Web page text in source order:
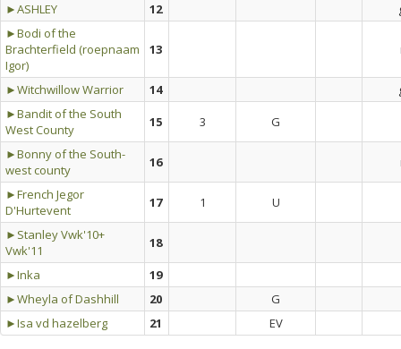
►ASHLEY
12
►Bodi of the
Brachterfield (roepnaam
Igor)
13
►Witchwillow Warrior 14
►Bandit of the South
West County
15 3
G
►Bonny of the South-
west county
16
►French Jegor
D'Hurtevent
17 1
U
►Stanley Vwk'10+
Vwk'11
18
►Inka
19
►Wheyla of Dashhill
20
G
►Isa vd hazelberg
21 EV